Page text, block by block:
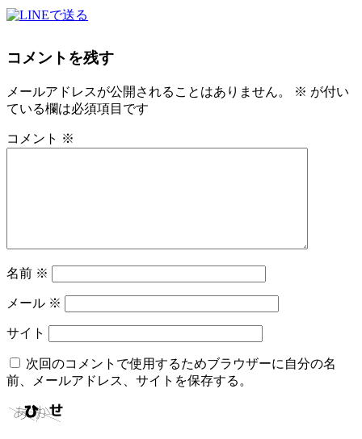
コメントを残す
メールアドレスが公開されることはありません。 ※ が付い
ている欄は必須項目です
コメント ※
名前 ※
メール ※
サイト
次回のコメントで使用するためブラウザーに自分の名
前、メールアドレス、サイトを保存する。